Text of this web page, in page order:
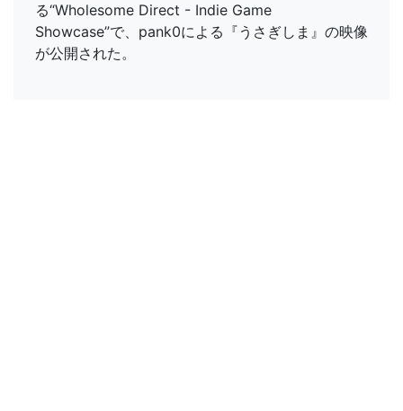
る“Wholesome Direct - Indie Game
Showcase”で、pank0による『うさぎしま』の映像
が公開された。